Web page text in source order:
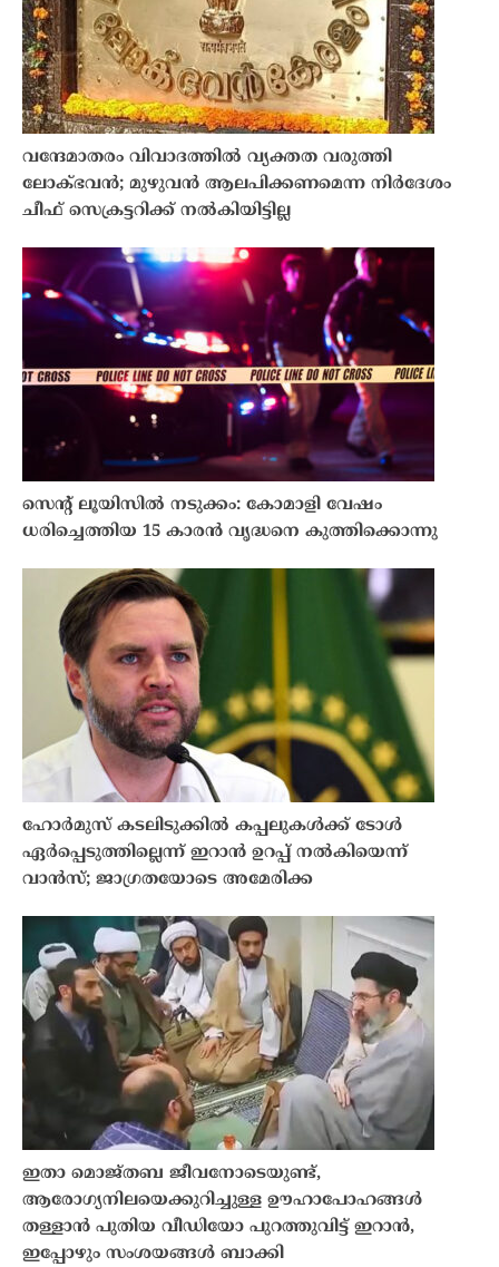
വന്ദേമാതരം വിവാദത്തിൽ വ്യക്തത വരുത്തി
ലോക്ഭവൻ; മുഴുവൻ ആലപിക്കണമെന്ന നിർദേശം
ചീഫ് സെക്രട്ടറിക്ക് നൽകിയിട്ടില്ല
സെൻ്റ് ലൂയിസിൽ നടുക്കം: കോമാളി വേഷം
ധരിച്ചെത്തിയ 15 കാരൻ വൃദ്ധനെ കുത്തിക്കൊന്നു
ഹോർമുസ് കടലിടുക്കിൽ കപ്പലുകൾക്ക് ടോൾ
ഏർപ്പെടുത്തില്ലെന്ന് ഇറാൻ ഉറപ്പ് നൽകിയെന്ന്
വാൻസ്; ജാഗ്രതയോടെ അമേരിക്ക
ഇതാ മൊജ്തബ ജീവനോടെയുണ്ട്,
ആരോഗ്യനിലയെക്കുറിച്ചുള്ള ഊഹാപോഹങ്ങൾ
തള്ളാൻ പുതിയ വീഡിയോ പുറത്തുവിട്ട് ഇറാൻ,
ഇപ്പോഴും സംശയങ്ങൾ ബാക്കി